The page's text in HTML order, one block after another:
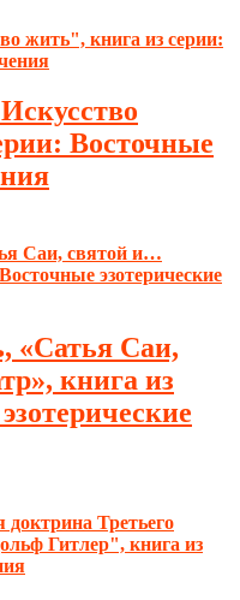
Восточные
«Сатья Саи,
книга из